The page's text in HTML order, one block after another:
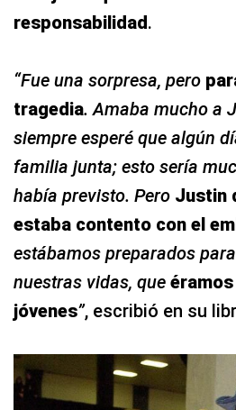
responsabilidad.
“Fue una sorpresa, pero
tragedia. Amaba mucho a
siempre esperé que algún
familia junta; esto sería
había previsto. Pero Justin
estaba contento con el
estábamos preparados
nuestras vidas, que
jóvenes”, escribió en su